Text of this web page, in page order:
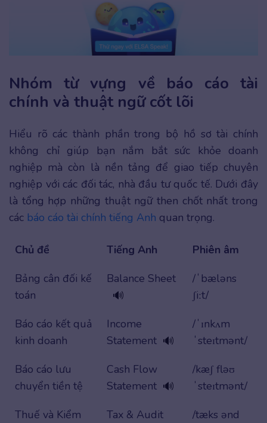
Nhóm từ vựng về báo cáo tài
chính và thuật ngữ cốt lõi
Hiểu rõ các thành phần trong bộ hồ sơ tài chính
không chỉ giúp bạn nắm bắt sức khỏe doanh
nghiệp mà còn là nền tảng để giao tiếp chuyên
nghiệp với các đối tác, nhà đầu tư quốc tế. Dưới đây
là tổng hợp những thuật ngữ then chốt nhất trong
các báo cáo tài chính tiếng Anh quan trọng.
Chủ đề Tiếng Anh
Phiên âm
Bảng cân đối kế
toán
Balance Sheet
🔊
/ˈbæləns
ʃiːt/
Báo cáo kết quả
kinh doanh
Income
Statement 🔊
/ˈɪnkʌm
ˈsteɪtmənt/
Báo cáo lưu
chuyển tiền tệ
Cash Flow
Statement 🔊
/kæʃ fləʊ
ˈsteɪtmənt/
Thuế và Kiểm
Tax & Audit
/tæks ənd